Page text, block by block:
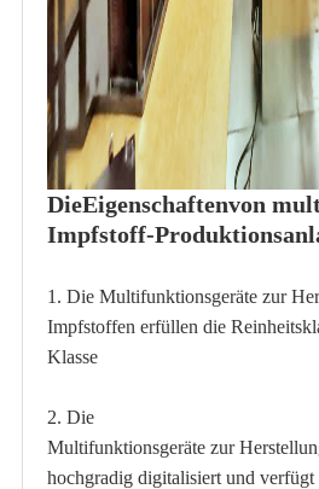
DieEigenschaftenvon
Impfstoff-
1. Die Multifunktionsgeräte zur
Impfstoffen erfüllen die
Klasse
2. Die
Multifunktionsgeräte zur
hochgradig digitalisiert und